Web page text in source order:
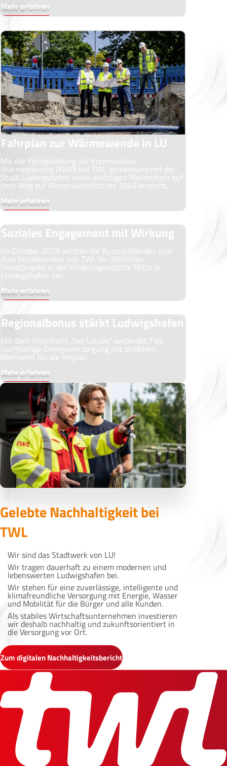
Mehr erfahren
Fahrplan zur Wärmewende in LU
Mit der Fertigstellung der Kommunalen
Wärmeplanung (KWP) hat TWL gemeinsam mit der
Stadt Ludwigshafen einen wichtigen Meilenstein auf
dem Weg zur Klimaneutralität bis 2045 erreicht.
Mehr erfahren
Soziales Engagement mit Wirkung
Im Oktober 2025 setzten die Auszubildenden und
dual Studierenden von TWL ihr jährliches
Sozialprojekt in der Kindertagesstätte Mitte in
Ludwigshafen um.
Mehr erfahren
Regionalbonus stärkt Ludwigshafen
Mit dem Stromtarif „Der Lokale“ verbindet TWL
nachhaltige Energieversorgung mit direktem
Mehrwert für die Region.
Mehr erfahren
Gelebte Nachhaltigkeit bei
TWL
Wir sind das Stadtwerk von LU!
Wir tragen dauerhaft zu einem modernen und
lebenswerten Ludwigshafen bei.
Wir stehen für eine zuverlässige, intelligente und
klimafreundliche Versorgung mit Energie, Wasser
und Mobilität für die Bürger und alle Kunden.
Als stabiles Wirtschaftsunternehmen investieren
wir deshalb nachhaltig und zukunftsorientiert in
die Versorgung vor Ort.
Zum digitalen Nachhaltigkeitsbericht